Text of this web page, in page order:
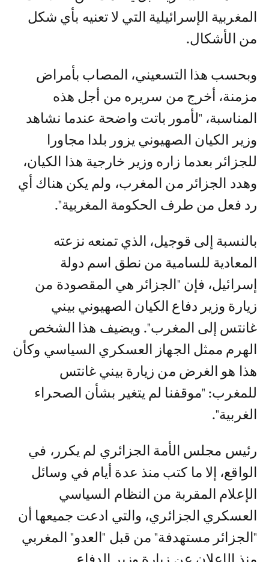
المغربية الإسرائيلية التي لا تعنيه بأي شكل
من الأشكال.
وبحسب هذا التسعيني، المصاب بأمراض
مزمنة، أخرج من سريره من أجل هذه
المناسبة، "لأمور باتت واضحة عندما نشاهد
وزير الكيان الصهيوني يزور بلدا مجاورا
للجزائر بعدما زاره وزير خارجية هذا الكيان،
وهدد الجزائر من المغرب، ولم يكن هناك أي
رد فعل من طرف الحكومة المغربية".
بالنسبة إلى قوجيل، الذي تمنعه نزعته
المعادية للسامية من نطق اسم دولة
إسرائيل، فإن "الجزائر هي المقصودة من
زيارة وزير دفاع الكيان الصهيوني بيني
غانتس إلى المغرب". ويضيف هذا الشخص
الهرم ممثل الجهاز العسكري السياسي وكأن
هذا هو الغرض من زيارة بيني غانتس
للمغرب: "موقفنا لم يتغير بشأن الصحراء
الغربية".
رئيس مجلس الأمة الجزائري لم يكرر، في
الواقع، إلا ما كتب منذ عدة أيام في وسائل
الإعلام المقربة من النظام السياسي
العسكري الجزائري، والتي ادعت جميعها أن
"الجزائر مستهدفة" من قبل "العدو" المغربي